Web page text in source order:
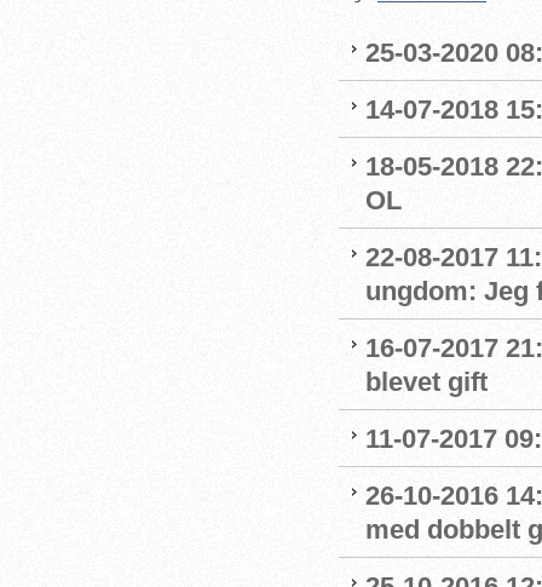
25-03-2020
14-07-2018
18-05-2018
OL
22-08-2017
ungdom:
16-07-2017
blevet gift
11-07-2017
26-10-2016
med dobbelt